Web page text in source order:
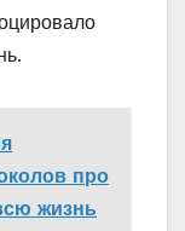
про
жизнь